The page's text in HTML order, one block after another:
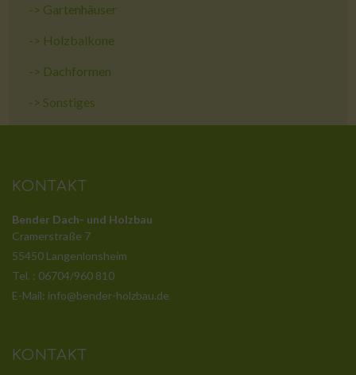
-> Gartenhäuser
-> Holzbalkone
-> Dachformen
-> Sonstiges
KONTAKT
Bender Dach- und Holzbau
Cramerstraße 7
55450 Langenlonsheim
Tel. : 06704/960 810
E-Mail: info@bender-holzbau.de
KONTAKT